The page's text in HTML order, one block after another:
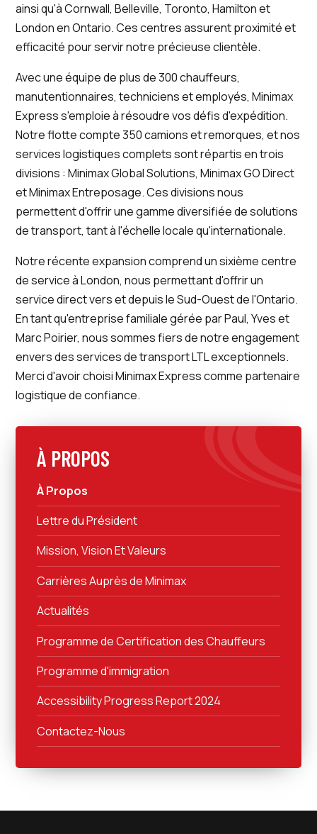
ainsi qu'à Cornwall, Belleville, Toronto, Hamilton et
London en Ontario. Ces centres assurent proximité et
efficacité pour servir notre précieuse clientèle.
Avec une équipe de plus de 300 chauffeurs,
manutentionnaires, techniciens et employés, Minimax
Express s'emploie à résoudre vos défis d'expédition.
Notre flotte compte 350 camions et remorques, et nos
services logistiques complets sont répartis en trois
divisions : Minimax Global Solutions, Minimax GO Direct
et Minimax Entreposage. Ces divisions nous
permettent d'offrir une gamme diversifiée de solutions
de transport, tant à l'échelle locale qu'internationale.
Notre récente expansion comprend un sixième centre
de service à London, nous permettant d'offrir un
service direct vers et depuis le Sud-Ouest de l'Ontario.
En tant qu'entreprise familiale gérée par Paul, Yves et
Marc Poirier, nous sommes fiers de notre engagement
envers des services de transport LTL exceptionnels.
Merci d'avoir choisi Minimax Express comme partenaire
logistique de confiance.
À PROPOS
À Propos
Lettre du Président
Mission, Vision Et Valeurs
Carrières Auprès de Minimax
Actualités
Programme de Certification des Chauffeurs
Programme d'immigration
Accessibility Progress Report 2024
Contactez-Nous